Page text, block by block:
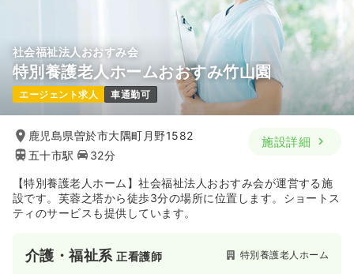
詳細を見る
透析正看護師 一般病院
日勤のみ（常勤） 一時募集休止
給与 20.8〜27.8万円/月 賞与3ヶ月
※一例
時間 8:00～16:30
日曜休み
4週8休以上 月給27万円以上可
気になる
社会福祉法人おおすみ会
特別養護老人ホームおおすみ竹山園
エージェント求人 車通勤可
鹿児島県曽於市大隅町月野1582
五十市駅
32分
施設詳細
【特別養護老人ホーム】社会福祉法人おおすみ会が運営する施
設です。芙蓉之塔から徒歩3分の場所に位置します。ショートス
ティのサービスも提供しています。
介護・福祉系正看護師 特別養護老人ホーム